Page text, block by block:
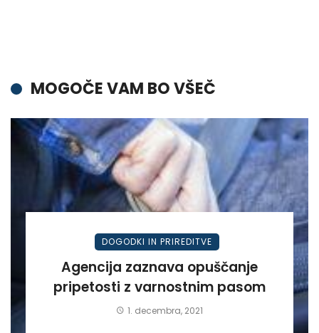
MOGOČE VAM BO VŠEČ
DOGODKI IN PRIREDITVE
Agencija zaznava opuščanje
pripetosti z varnostnim pasom
1. decembra, 2021